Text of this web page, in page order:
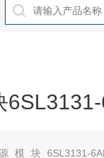
块6SL3131-